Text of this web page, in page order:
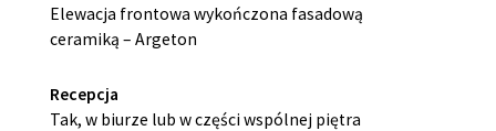
Elewacja frontowa wykończona fasadową
ceramiką – Argeton
Recepcja
Tak, w biurze lub w części wspólnej piętra